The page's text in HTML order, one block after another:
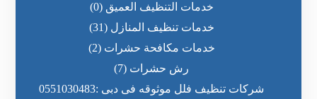
خدمات التنظيف العميق (0)
خدمات تنظيف المنازل (31)
خدمات مكافحة حشرات (2)
رش حشرات (7)
شركات تنظيف فلل موثوقه فى دبى :0551030483